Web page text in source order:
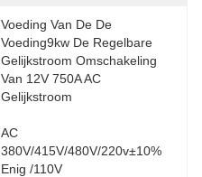
Voeding Van De De
Voeding9kw De Regelbare
Gelijkstroom Omschakeling
Van 12V 750A AC
Gelijkstroom
AC
380V/415V/480V/220v±10%
Enig /110V